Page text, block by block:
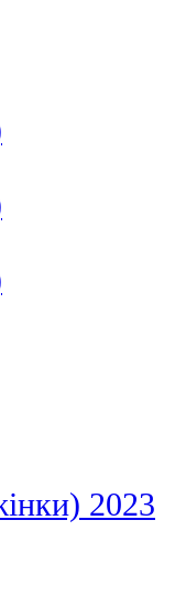
2023